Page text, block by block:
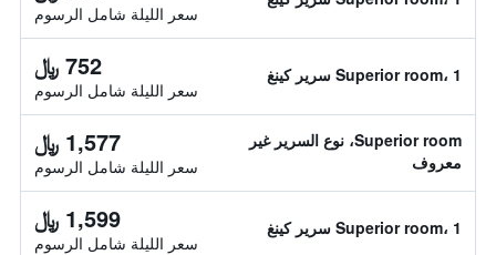
سعر الليلة شامل الرسوم
Superior room، 1 سرير كينغ 752 ﷼
سعر الليلة شامل الرسوم
Superior room، نوع السرير غير
معروف
1,577 ﷼
سعر الليلة شامل الرسوم
Superior room، 1 سرير كينغ 1,599 ﷼
سعر الليلة شامل الرسوم